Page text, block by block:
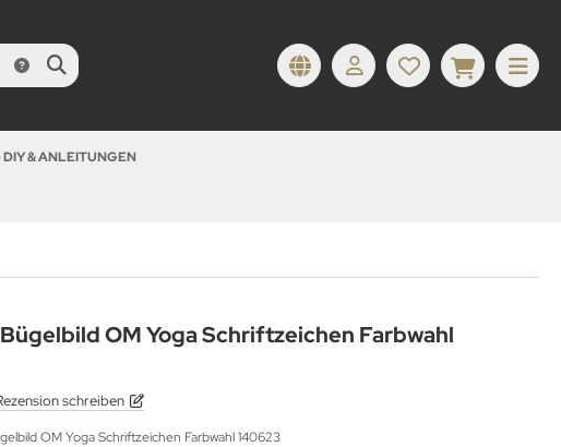
& ANLEITUNGEN
OM Yoga Schriftzeichen Farbwahl
schreiben
OM Yoga Schriftzeichen Farbwahl 140623